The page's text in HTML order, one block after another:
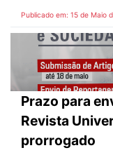
Publicado em: 15 de Maio
Prazo para
Revista
prorrogado